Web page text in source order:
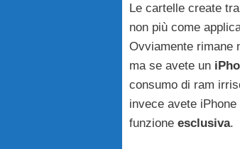
Le cartelle create
non più come
Ovviamente rimane
ma se avete un
consumo di ram
invece avete
funzione esclusiva.